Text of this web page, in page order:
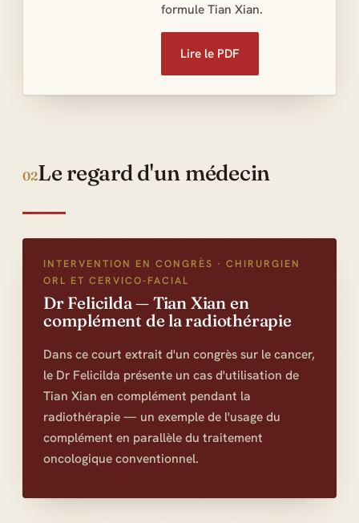
formule Tian Xian.
Lire le PDF
02Le regard d'un médecin
INTERVENTION EN CONGRÈS · CHIRURGIEN
ORL ET CERVICO-FACIAL
Dr Felicilda — Tian Xian en
complément de la radiothérapie
Dans ce court extrait d'un congrès sur le cancer,
le Dr Felicilda présente un cas d'utilisation de
Tian Xian en complément pendant la
radiothérapie — un exemple de l'usage du
complément en parallèle du traitement
oncologique conventionnel.